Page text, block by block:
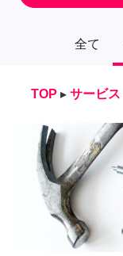
全て
TOP ▸ サービス